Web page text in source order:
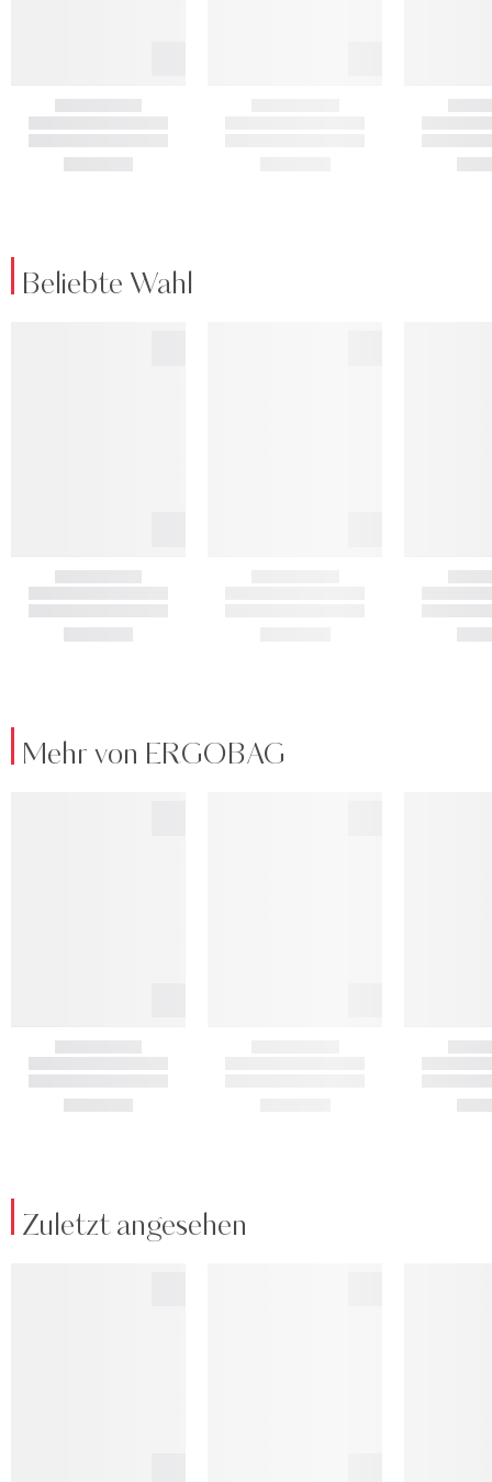
Beliebte Wahl
Mehr von ERGOBAG
Zuletzt angesehen